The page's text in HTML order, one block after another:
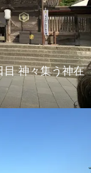
神々集う神在